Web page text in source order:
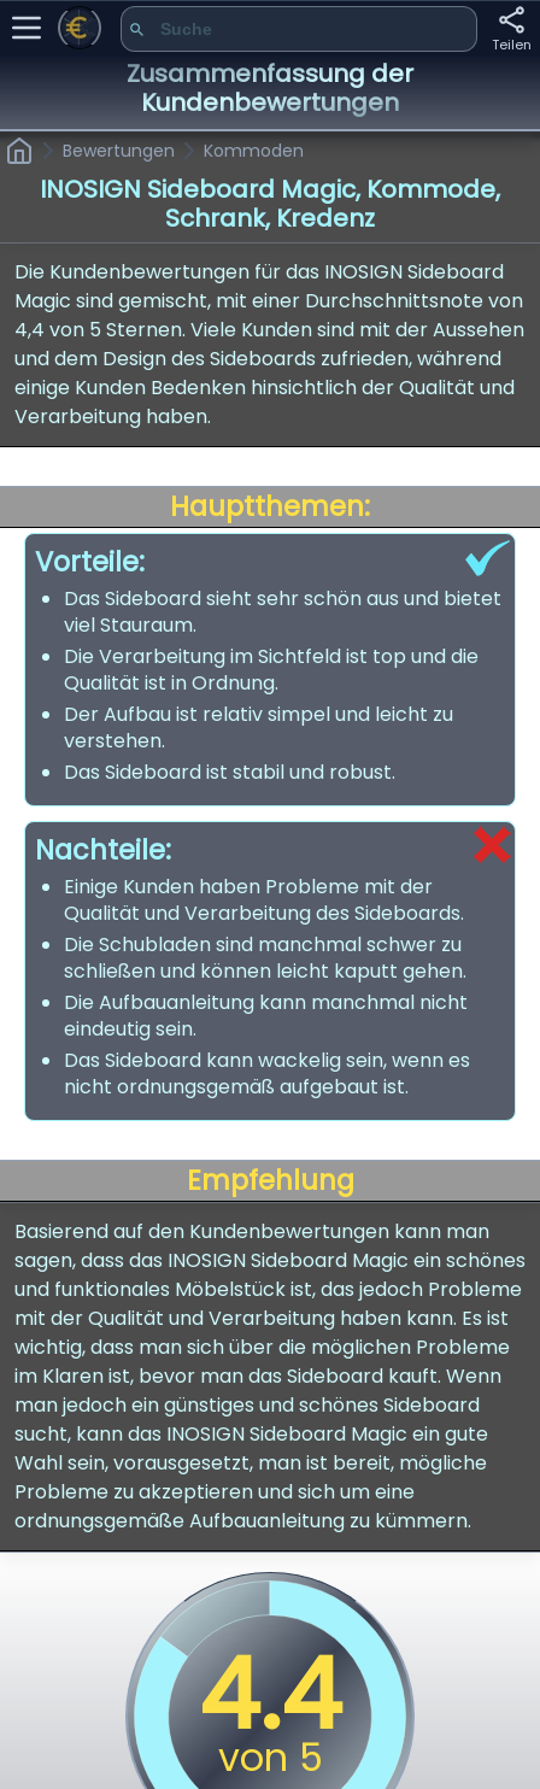
Teilen
Zusammenfassung der
Kundenbewertungen
Bewertungen Kommoden
INOSIGN Sideboard Magic, Kommode,
Schrank, Kredenz
Die Kundenbewertungen für das INOSIGN Sideboard
Magic sind gemischt, mit einer Durchschnittsnote von
4,4 von 5 Sternen. Viele Kunden sind mit der Aussehen
und dem Design des Sideboards zufrieden, während
einige Kunden Bedenken hinsichtlich der Qualität und
Verarbeitung haben.
Hauptthemen:
Vorteile:
Das Sideboard sieht sehr schön aus und bietet
viel Stauraum.
Die Verarbeitung im Sichtfeld ist top und die
Qualität ist in Ordnung.
Der Aufbau ist relativ simpel und leicht zu
verstehen.
Das Sideboard ist stabil und robust.
Nachteile:
Einige Kunden haben Probleme mit der
Qualität und Verarbeitung des Sideboards.
Die Schubladen sind manchmal schwer zu
schließen und können leicht kaputt gehen.
Die Aufbauanleitung kann manchmal nicht
eindeutig sein.
Das Sideboard kann wackelig sein, wenn es
nicht ordnungsgemäß aufgebaut ist.
Empfehlung
Basierend auf den Kundenbewertungen kann man
sagen, dass das INOSIGN Sideboard Magic ein schönes
und funktionales Möbelstück ist, das jedoch Probleme
mit der Qualität und Verarbeitung haben kann. Es ist
wichtig, dass man sich über die möglichen Probleme
im Klaren ist, bevor man das Sideboard kauft. Wenn
man jedoch ein günstiges und schönes Sideboard
sucht, kann das INOSIGN Sideboard Magic ein gute
Wahl sein, vorausgesetzt, man ist bereit, mögliche
Probleme zu akzeptieren und sich um eine
ordnungsgemäße Aufbauanleitung zu kümmern.